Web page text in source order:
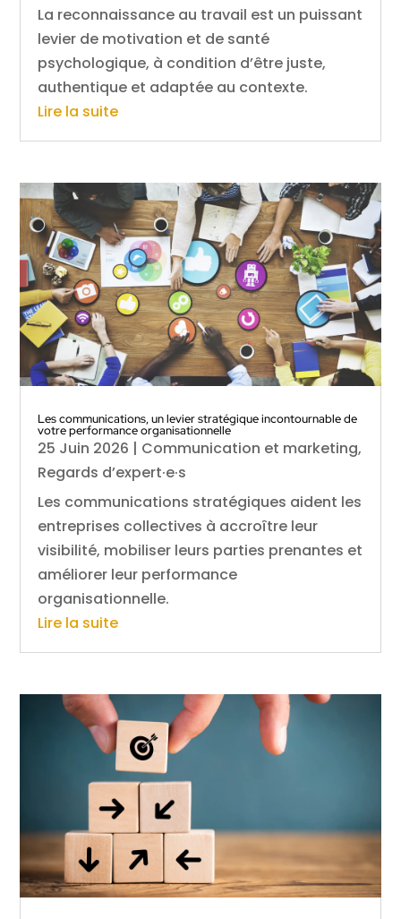
La reconnaissance au travail est un puissant
levier de motivation et de santé
psychologique, à condition d’être juste,
authentique et adaptée au contexte.
Lire la suite
Les communications, un levier stratégique incontournable de
votre performance organisationnelle
25 Juin 2026 | Communication et marketing,
Regards d’expert·e·s
Les communications stratégiques aident les
entreprises collectives à accroître leur
visibilité, mobiliser leurs parties prenantes et
améliorer leur performance
organisationnelle.
Lire la suite